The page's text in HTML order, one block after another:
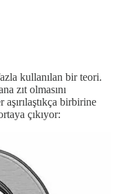
kullanılan bir teori.
zıt olmasını
birbirine
çıkıyor: